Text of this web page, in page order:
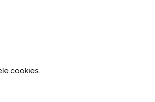
cookies.